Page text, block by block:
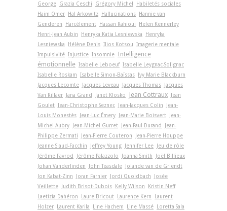
George Grazia Ceschi Grégory Michel
Habiletés sociales
Haim Omer
Hal Arkowitz Hallucinations
Hannie van
Genderen
Harcèlement Hassan Rahioui
Helen Kennerley
Henri-Jean Aubin
Henryka Katia Lesniewska
Henryka
Lesniewska
Hélène Denis Ilios Kotsou Imagerie mentale
Impulsivité Injustice Insomnie Intelligence
émotionnelle Isabelle Leboeuf Isabelle Leygnac-Solignac
Isabelle Roskam Isabelle Simon-Baïssas Ivy Marie Blackburn
Jacques Lecomte
Jacques Leveau Jacques Thomas
Jacques
Van Rillaer
Jana Grand Janet Klosko Jean Cottraux
Jean
Goulet
Jean-Christophe Seznec Jean-Jacques Colin
Jean-
Louis Monestès
Jean-Luc Émery Jean-Marie Boisvert
Jean-
Michel Aubry
Jean-Michel Gurret Jean-Paul Durand
Jean-
Philippe Zermati
Jean-Pierre Couteron
Jean-Pierre Houppe
Jeanne Siaud-Facchin
Jeffrey Young Jennifer Lee
Jeu de rôle
Jérôme Favrod
Jérôme Palazzolo Joanna Smith
Joël Billieux
Johan Vanderlinden
John Teasdale
Jolande van de Griendt
Jon Kabat-Zinn
Joran Farnier Jordi Quoidbach
Josée
Veillette
Judith Brisot-Dubois Kelly Wilson
Kristin Neff
Laetizia Dahéron
Laure Bricout Laurence Kern
Laurent
Holzer
Laurent Karila Line Hachem Line Massé
Loretta Sala